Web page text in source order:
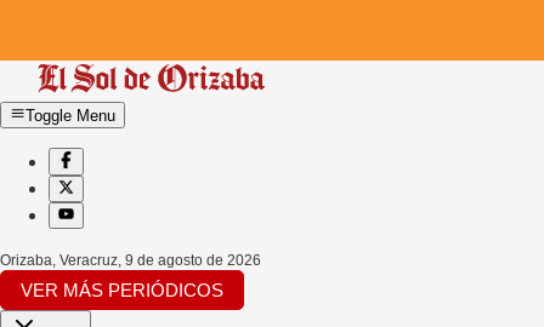
Toggle Menu
Orizaba, Veracruz, 9 de agosto de 2026
VER MÁS PERIÓDICOS